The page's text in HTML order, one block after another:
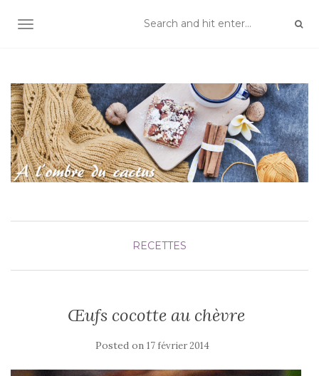
TOGGLE NAVIGATION
RECETTES
Œufs cocotte au chèvre
Posted on 17 février 2014